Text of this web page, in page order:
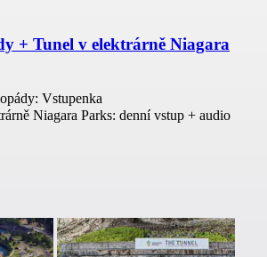
+ Tunel v elektrárně Niagara
Vstupenka
Niagara Parks: denní vstup + audio